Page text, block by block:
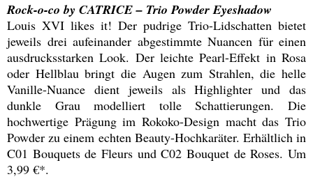
Rock-o-co by CATRICE – Trio Powder Eyeshadow
Louis XVI likes it! Der pudrige Trio-Lidschatten bietet
jeweils drei aufeinander abgestimmte Nuancen für einen
ausdrucksstarken Look. Der leichte Pearl-Effekt in Rosa
oder Hellblau bringt die Augen zum Strahlen, die helle
Vanille-Nuance dient jeweils als Highlighter und das
dunkle Grau modelliert tolle Schattierungen. Die
hochwertige Prägung im Rokoko-Design macht das Trio
Powder zu einem echten Beauty-Hochkaräter. Erhältlich in
C01 Bouquets de Fleurs und C02 Bouquet de Roses. Um
3,99 €*.